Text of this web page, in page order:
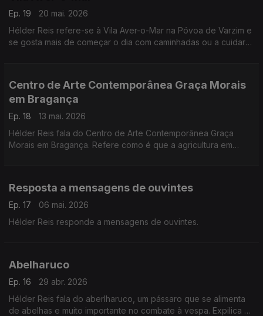
Ep. 19
20 mai. 2026
Hélder Reis refere-se à Vila Aver-o-Mar na Póvoa de Varzim e
se gosta mais de começar o dia com caminhadas ou a cuidar
Centro de Arte Contemporânea Graça Morais
em Bragança
Ep. 18
13 mai. 2026
Hélder Reis fala do Centro de Arte Contemporânea Graça
Morais em Bragança. Refere como é que a agricultura em
Resposta a mensagens de ouvintes
Ep. 17
06 mai. 2026
Hélder Reis responde a mensagens de ouvintes.
Abelharuco
Ep. 16
29 abr. 2026
Hélder Reis fala do aberlharuco, um pássaro que se alimenta
de abelhas e muito importante no combate à vespa. Expilica se